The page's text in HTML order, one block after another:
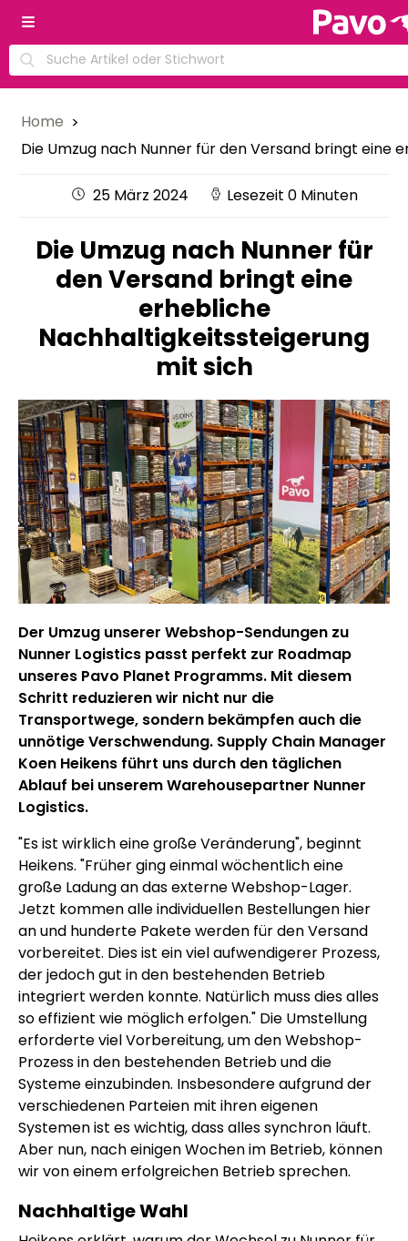
Home
Die Umzug nach Nunner für den Versand bringt
25 März 2024 Lesezeit 0 Minuten
Die Umzug nach Nunner für
den Versand bringt eine
erhebliche
Nachhaltigkeitssteigerung
mit sich
Der Umzug unserer Webshop-Sendungen zu
Nunner Logistics passt perfekt zur Roadmap
unseres Pavo Planet Programms. Mit diesem
Schritt reduzieren wir nicht nur die
Transportwege, sondern bekämpfen auch die
unnötige Verschwendung. Supply Chain Manager
Koen Heikens führt uns durch den täglichen
Ablauf bei unserem Warehousepartner Nunner
Logistics.
"Es ist wirklich eine große Veränderung", beginnt
Heikens. "Früher ging einmal wöchentlich eine
große Ladung an das externe Webshop-Lager.
Jetzt kommen alle individuellen Bestellungen hier
an und hunderte Pakete werden für den Versand
vorbereitet. Dies ist ein viel aufwendigerer Prozess,
der jedoch gut in den bestehenden Betrieb
integriert werden konnte. Natürlich muss dies alles
so effizient wie möglich erfolgen." Die Umstellung
erforderte viel Vorbereitung, um den Webshop-
Prozess in den bestehenden Betrieb und die
Systeme einzubinden. Insbesondere aufgrund der
verschiedenen Parteien mit ihren eigenen
Systemen ist es wichtig, dass alles synchron läuft.
Aber nun, nach einigen Wochen im Betrieb, können
wir von einem erfolgreichen Betrieb sprechen.
Nachhaltige Wahl